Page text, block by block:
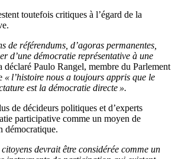
toutefois critiques à l’égard de la
de référendums, d’agoras permanentes,
d’une démocratie représentative à une
déclaré Paulo Rangel, membre du Parlement
« l’histoire nous a toujours appris que le
est la démocratie directe ».
de décideurs politiques et d’experts
participative comme un moyen de
démocratique.
devrait être considérée comme un